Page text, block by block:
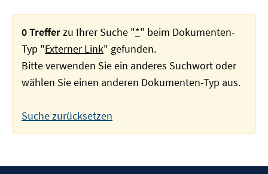
0 Trefferzu Ihrer Suche "*" beim Dokumenten-
Typ "Externer Link" gefunden.
Bitte verwenden Sie ein anderes Suchwort oder
wählen Sie einen anderen Dokumenten-Typ aus.
Suche zurücksetzen